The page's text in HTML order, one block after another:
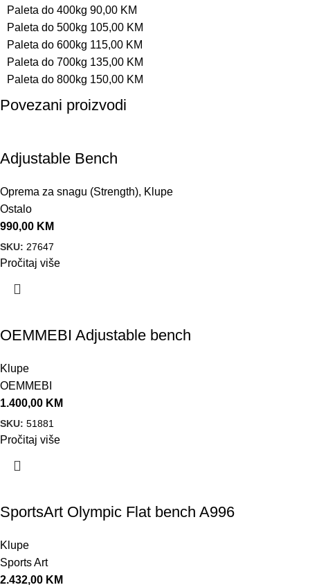
Paleta do 400kg 90,00 KM
Paleta do 500kg 105,00 KM
Paleta do 600kg 115,00 KM
Paleta do 700kg 135,00 KM
Paleta do 800kg 150,00 KM
Povezani proizvodi
Adjustable Bench
Oprema za snagu (Strength), Klupe
Ostalo
990,00 KM
SKU: 27647
Pročitaj više
OEMMEBI Adjustable bench
Klupe
OEMMEBI
1.400,00 KM
SKU: 51881
Pročitaj više
SportsArt Olympic Flat bench A996
Klupe
Sports Art
2.432,00 KM